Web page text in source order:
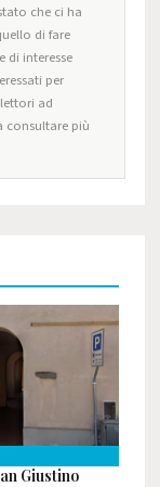
che ci ha
di fare
di interesse
per
ad
consultare più
Giustino